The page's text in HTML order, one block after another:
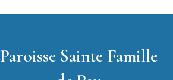
Paroisse Sainte Famille